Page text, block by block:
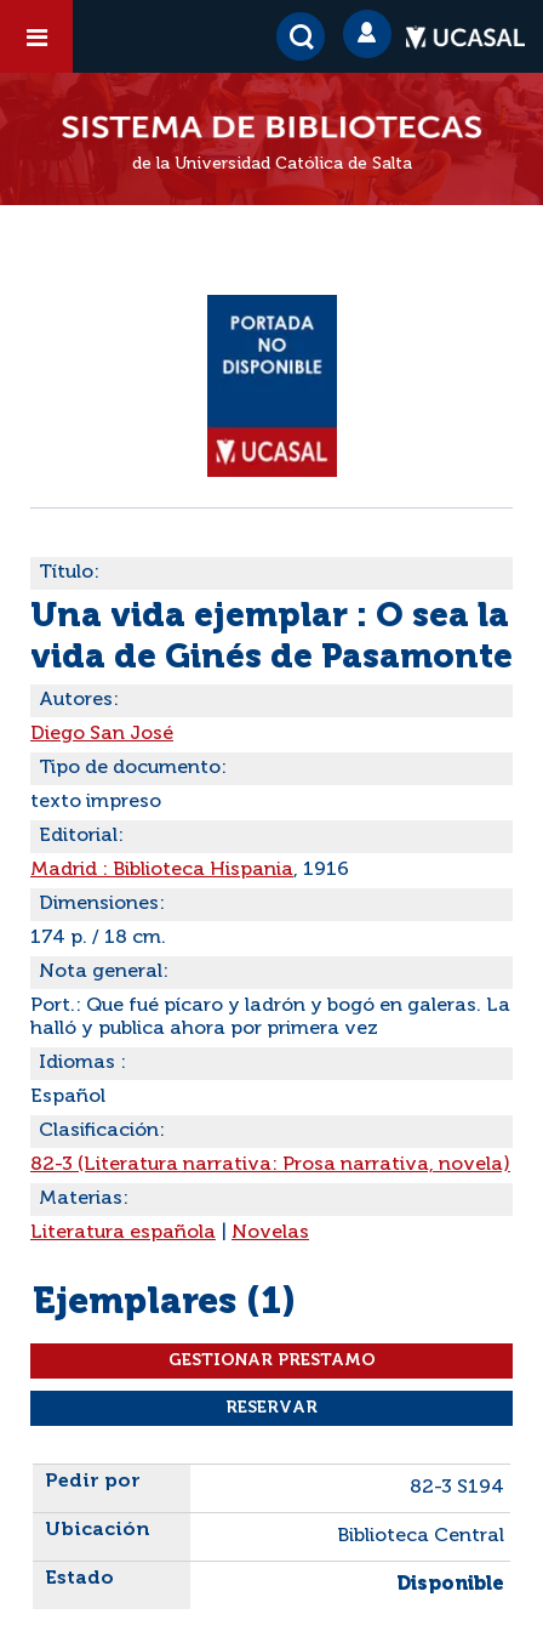
de la Universidad Católica de Salta
Título:
Una vida ejemplar : O sea la
vida de Ginés de Pasamonte
Autores:
Diego San José
Tipo de documento:
texto impreso
Editorial:
Madrid : Biblioteca Hispania, 1916
Dimensiones:
174 p. / 18 cm.
Nota general:
Port.: Que fué pícaro y ladrón y bogó en galeras. La
halló y publica ahora por primera vez
Idiomas :
Español
Clasificación:
82-3 (Literatura narrativa: Prosa narrativa, novela)
Materias:
Literatura española
Novelas
Ejemplares (1)
Liste des exemplaires
82-3 S194
Biblioteca Central
Disponible